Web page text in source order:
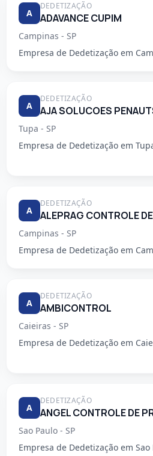
A
DEDETIZAÇÃO
ADAVANCE CUPIM
Campinas - SP
Empresa de Dedetização em
A
DEDETIZAÇÃO
AJA SOLUCOES
Tupa - SP
Empresa de Dedetização em
A
DEDETIZAÇÃO
Campinas - SP
Empresa de Dedetização em
A
DEDETIZAÇÃO
AMBICONTROL
Caieiras - SP
Empresa de Dedetização em
A
DEDETIZAÇÃO
ANGEL CONTROLE DE
Sao Paulo - SP
Empresa de Dedetização em Sao